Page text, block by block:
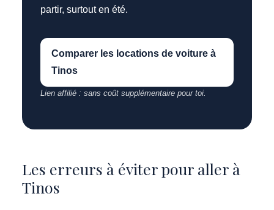
partir, surtout en été.
Comparer les locations de voiture à
Tinos
Lien affilié : sans coût supplémentaire pour toi.
Les erreurs à éviter pour aller à
Tinos